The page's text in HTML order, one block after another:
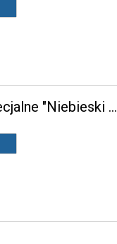
Niepubliczna Przedszkole Specjalne "Niebieski Słonik" w Wałbrzychu